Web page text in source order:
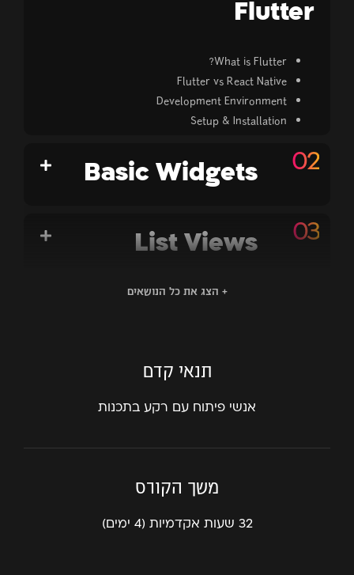
Flutter
What is Flutter?
Flutter vs React Native
Development Environment
Setup & Installation
Basic Widgets
List Views
Structuring
Apps
Working with
BackEnd Data
+ הצג את כל הנושאים
תנאי קדם
אנשי פיתוח עם רקע בתכנות​
משך הקורס
32 שעות אקדמיות (4 ימים)